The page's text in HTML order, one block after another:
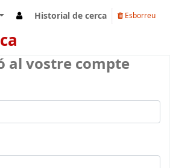
Historial de cerca Esborreu
al vostre compte